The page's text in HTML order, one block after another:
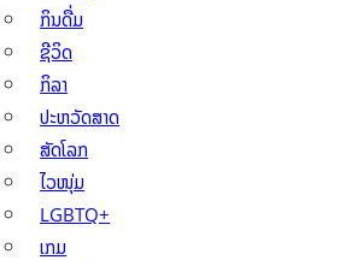
ກິນດື່ມ
ຊີວິດ
ກິລາ
ປະຫວັດສາດ
ສັດໂລກ
ໄວໜຸ່ມ
LGBTQ+
ເກມ